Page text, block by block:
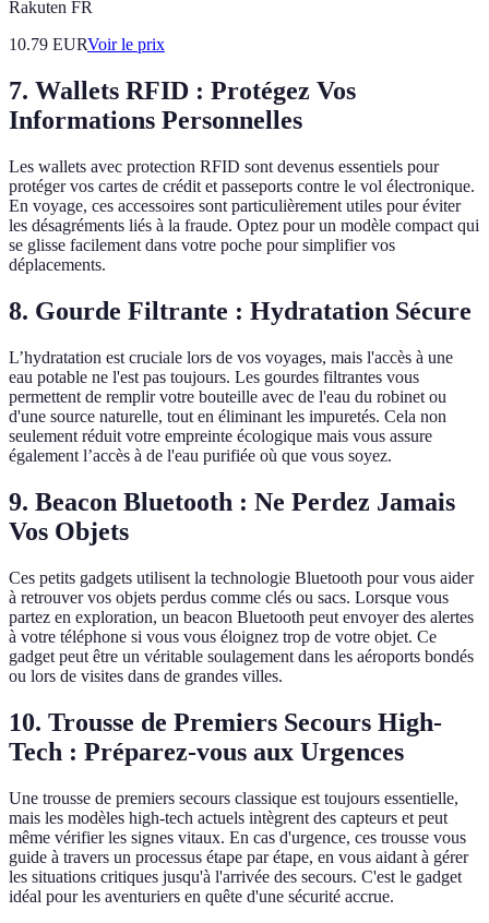
Rakuten FR
10.79 EURVoir le prix
7. Wallets RFID : Protégez Vos
Informations Personnelles
Les wallets avec protection RFID sont devenus essentiels pour
protéger vos cartes de crédit et passeports contre le vol électronique.
En voyage, ces accessoires sont particulièrement utiles pour éviter
les désagréments liés à la fraude. Optez pour un modèle compact qui
se glisse facilement dans votre poche pour simplifier vos
déplacements.
8. Gourde Filtrante : Hydratation Sécure
L’hydratation est cruciale lors de vos voyages, mais l'accès à une
eau potable ne l'est pas toujours. Les gourdes filtrantes vous
permettent de remplir votre bouteille avec de l'eau du robinet ou
d'une source naturelle, tout en éliminant les impuretés. Cela non
seulement réduit votre empreinte écologique mais vous assure
également l’accès à de l'eau purifiée où que vous soyez.
9. Beacon Bluetooth : Ne Perdez Jamais
Vos Objets
Ces petits gadgets utilisent la technologie Bluetooth pour vous aider
à retrouver vos objets perdus comme clés ou sacs. Lorsque vous
partez en exploration, un beacon Bluetooth peut envoyer des alertes
à votre téléphone si vous vous éloignez trop de votre objet. Ce
gadget peut être un véritable soulagement dans les aéroports bondés
ou lors de visites dans de grandes villes.
10. Trousse de Premiers Secours High-
Tech : Préparez-vous aux Urgences
Une trousse de premiers secours classique est toujours essentielle,
mais les modèles high-tech actuels intègrent des capteurs et peut
même vérifier les signes vitaux. En cas d'urgence, ces trousse vous
guide à travers un processus étape par étape, en vous aidant à gérer
les situations critiques jusqu'à l'arrivée des secours. C'est le gadget
idéal pour les aventuriers en quête d'une sécurité accrue.